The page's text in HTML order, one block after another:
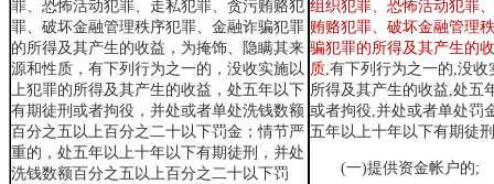
罪、恐怖活动犯罪、走私犯罪、贪污贿赂犯
罪、破坏金融管理秩序犯罪、金融诈骗犯罪
的所得及其产生的收益，为掩饰、隐瞒其来
源和性质，有下列行为之一的，没收实施以
上犯罪的所得及其产生的收益，处五年以下
有期徒刑或者拘役，并处或者单处洗钱数额
百分之五以上百分之二十以下罚金；情节严
重的，处五年以上十年以下有期徒刑，并处
洗钱数额百分之五以上百分之二十以下罚
组织犯罪、恐怖活动犯罪
贿赂犯罪、破坏金融管理
骗犯罪的所得及其产生的
质,有下列行为之一的,没收
所得及其产生的收益,处五
或者拘役,并处或者单处罚
五年以上十年以下有期徒
(一)提供资金帐户的;